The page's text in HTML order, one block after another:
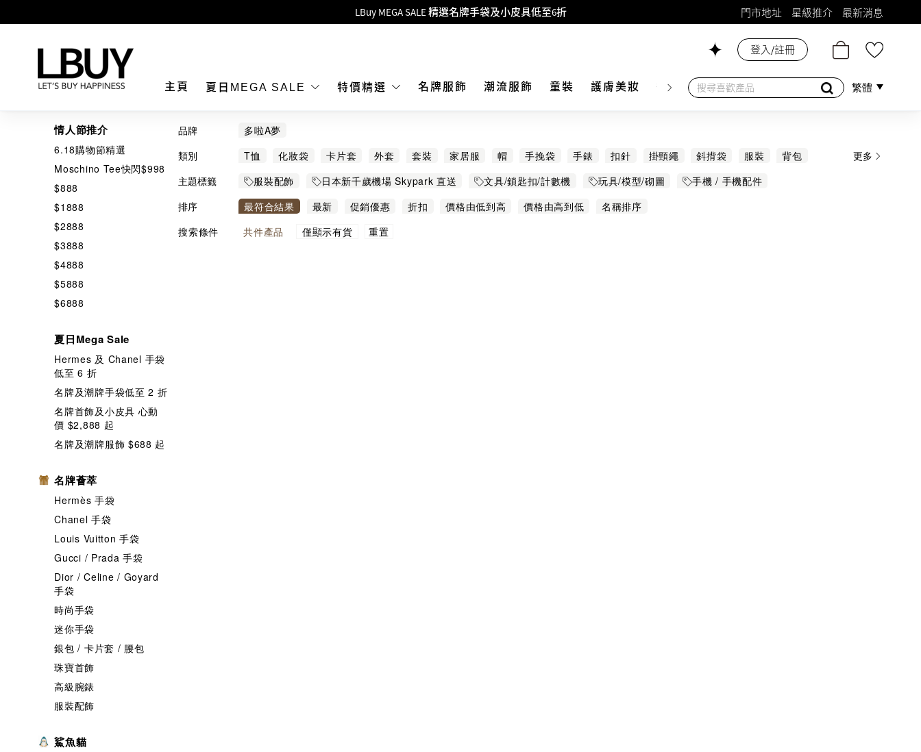
Goyard Hobo / Hobo Mini人氣限量特別版限時原價低至75折!
MOKO 1樓175號鋪旗艦店特設名牌Hermès、CHANEL及LV專區！
LBuy獲香港知識產權署頒發2026《正版正貨承諾》商標
LBuy MEGA SALE 精選名牌手袋及小皮具低至6折
門市地址 星級推介 最新消息
主頁 夏日MEGA SALE 特價精選 名牌服飾 潮流服飾 童裝 護膚美妝 香水香薰 個人護理 母嬰護理 遊戲及精品
登入/註冊
繁體
情人節推介
6.18購物節精選
Moschino Tee快閃$998
$888
$1888
$2888
$3888
$4888
$5888
$6888
夏日Mega Sale
Hermes 及 Chanel 手袋
低至 6 折
名牌及潮牌手袋低至 2 折
名牌首飾及小皮具 心動
價 $2,888 起
名牌及潮牌服飾 $688 起
名牌薈萃
Hermès 手袋
Chanel 手袋
Louis Vuitton 手袋
Gucci / Prada 手袋
Dior / Celine / Goyard
手袋
時尚手袋
迷你手袋
銀包 / 卡片套 / 腰包
珠寶首飾
高級腕錶
服裝配飾
鯊魚貓
品牌
多啦A夢
類別
T恤 化妝袋 卡片套 外套 套裝 家居服 帽 手挽袋 手錶 扣針 掛頸繩 斜揹袋 服裝
背包
衛衣
購物袋 連衣裙 連體衣 配飾 銀包 散紙包 鎖匙扣 鏡 鞋 髮圈 髮帶 髮夾
更多
主題標籤
服裝配飾 日本新千歲機場 Skypark 直送 文具/鎖匙扣/計數機 玩具/模型/砌圖
手機 / 手機配件
宇宙小戰爭
50周年限定
排序 最符合結果 最新 促銷優惠 折扣 價格由低到高 價格由高到低
名稱排序
搜索條件
共件產品 僅顯示有貨 重置